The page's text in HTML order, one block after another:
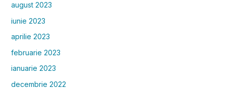
august 2023
iunie 2023
aprilie 2023
februarie 2023
ianuarie 2023
decembrie 2022